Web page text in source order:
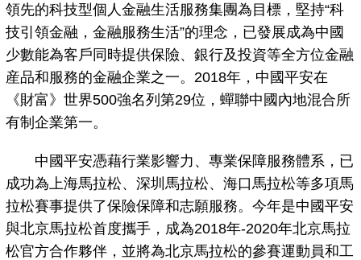
領先的科技型個人金融生活服務集團為目標，堅持“科
技引領金融，金融服務生活”的理念，已發展成為中國
少數能為客戶同時提供保險、銀行及投資等全方位金融
産品和服務的金融企業之一。2018年，中國平安在
《財富》世界500強名列第29位，蟬聯中國內地混合所
有制企業第一。
中國平安憑藉行業影響力、專業保障服務體系，已
成功為上海馬拉松、深圳馬拉松、海口馬拉松等多項馬
拉松賽事提供了保險保障和志願服務。今年是中國平安
與北京馬拉松首度攜手，成為2018年-2020年北京馬拉
松官方合作夥伴，並將為北京馬拉松的參賽運動員和工